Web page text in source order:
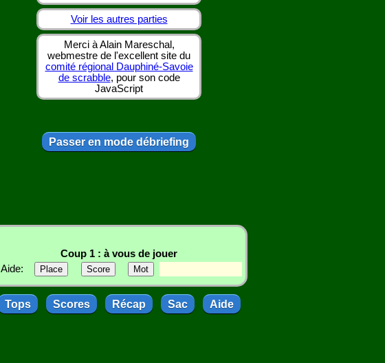
Voir les autres parties
Merci à Alain Mareschal,
webmestre de l'excellent site du
comité régional Dauphiné-Savoie
de scrabble, pour son code
JavaScript
Passer en mode débriefing
Coup 1 : à vous de jouer
Aide:
Tops Scores Récap Sac Aide